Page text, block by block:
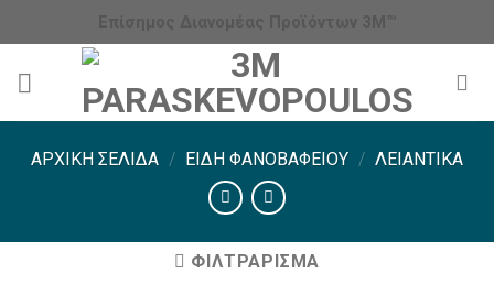
στο
περιεχόμενο
ΑΡΧΙΚΉ ΣΕΛΊΔΑ / ΕΊΔΗ ΦΑΝΟΒΑΦΕΊΟΥ / ΛΕΙΑΝΤΙΚΆ
ΦΙΛΤΡΆΡΙΣΜΑ